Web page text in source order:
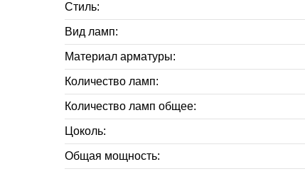
Стиль:
Вид ламп:
Материал арматуры:
Количество ламп:
Количество ламп общее:
Цоколь:
Общая мощность: